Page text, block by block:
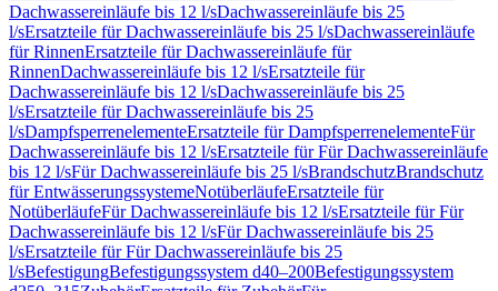
Dachwassereinläufe bis 12 l/sDachwassereinläufe bis 25
l/sErsatzteile für Dachwassereinläufe bis 25 l/sDachwassereinläufe
für RinnenErsatzteile für Dachwassereinläufe für
RinnenDachwassereinläufe bis 12 l/sErsatzteile für
Dachwassereinläufe bis 12 l/sDachwassereinläufe bis 25
l/sErsatzteile für Dachwassereinläufe bis 25
l/sDampfsperrenelementeErsatzteile für DampfsperrenelementeFür
Dachwassereinläufe bis 12 l/sErsatzteile für Für Dachwassereinläufe
bis 12 l/sFür Dachwassereinläufe bis 25 l/sBrandschutzBrandschutz
für EntwässerungssystemeNotüberläufeErsatzteile für
NotüberläufeFür Dachwassereinläufe bis 12 l/sErsatzteile für Für
Dachwassereinläufe bis 12 l/sFür Dachwassereinläufe bis 25
l/sErsatzteile für Für Dachwassereinläufe bis 25
l/sBefestigungBefestigungssystem d40–200Befestigungssystem